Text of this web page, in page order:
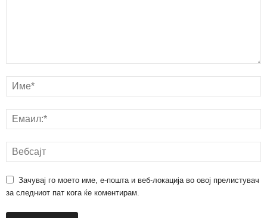
Зачувај го моето име, е-пошта и веб-локација во овој прелистувач
за следниот пат кога ќе коментирам.